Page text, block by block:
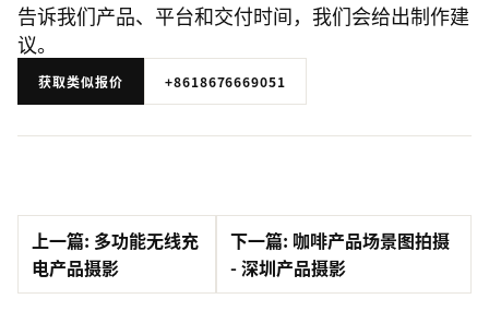
告诉我们产品、平台和交付时间，我们会给出制作建
议。
获取类似报价 +8618676669051
上一篇: 多功能无线充
电产品摄影
下一篇: 咖啡产品场景图拍摄
- 深圳产品摄影